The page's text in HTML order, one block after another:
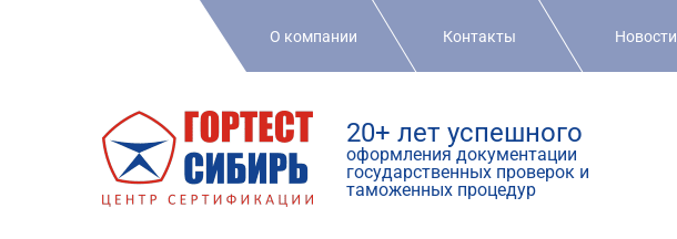
О компании Контакты Новости
20+ лет успешного
оформления документации
государственных проверок и
таможенных процедур